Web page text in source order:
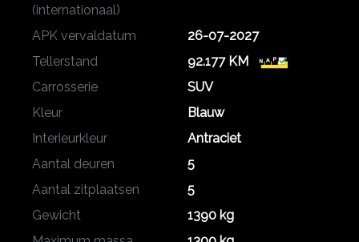
(internationaal)
APK vervaldatum
26-07-2027
Tellerstand
92.177 KM
Carrosserie
SUV
Kleur
Blauw
Interieurkleur
Antraciet
Aantal deuren
5
Aantal zitplaatsen
5
Gewicht
1390 kg